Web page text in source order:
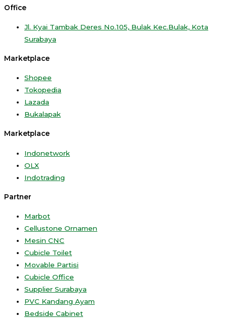
Office
Jl. Kyai Tambak Deres No.105, Bulak Kec.Bulak, Kota
Surabaya
Marketplace
Shopee
Tokopedia
Lazada
Bukalapak
Marketplace
Indonetwork
OLX
Indotrading
Partner
Marbot
Cellustone Ornamen
Mesin CNC
Cubicle Toilet
Movable Partisi
Cubicle Office
Supplier Surabaya
PVC Kandang Ayam
Bedside Cabinet